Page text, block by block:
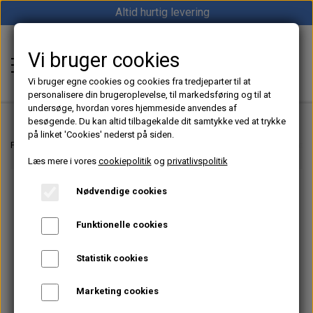
Altid hurtig levering
Shop12volt
Hjem
Autoterm dieselfyr
1852 Diesel Bådvarmer
Strøm
Vind/Sol
Forside
Vi bruger cookies
Vi bruger egne cookies og cookies fra tredjeparter til at
personalisere din brugeroplevelse, til markedsføring og til at
undersøge, hvordan vores hjemmeside anvendes af
besøgende. Du kan altid tilbagekalde dit samtykke ved at trykke
på linket 'Cookies' nederst på siden.
Læs mere i vores cookiepolitikog privatlivspolitik
Nødvendige cookies
Funktionelle cookies
Statistik cookies
Marketing cookies